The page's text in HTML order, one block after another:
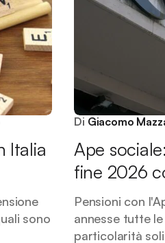
Italia
sono
Di Giacomo
Ape
fine 2026
Pensioni con
annesse tutte
particolarità